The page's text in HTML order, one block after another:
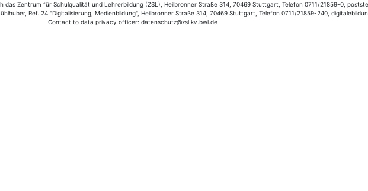
Zentrum für Schulqualität und Lehrerbildung (ZSL), Heilbronner Straße 314, 70469 Stuttgart, Telefon 0711/21859-0,
Ref. 24 "Digitalisierung, Medienbildung", Heilbronner Straße 314, 70469 Stuttgart, Telefon 0711/21859-240,
Contact to data privacy officer: datenschutz@zsl.kv.bwl.de